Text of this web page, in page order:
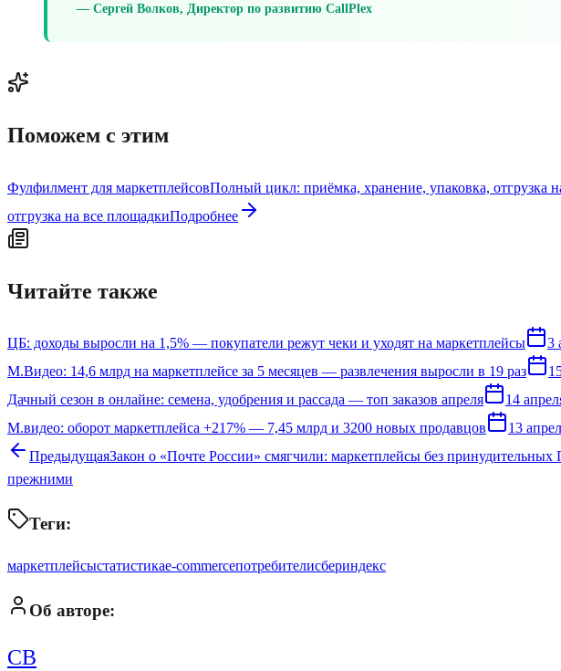
Сергей Волков, Директор по развитию CallPlex
Поможем с этим
Фулфилмент для маркетплейсовПолный цикл: приёмка, хранение, упаковка, отгрузка
отгрузка на все площадкиПодробнее
Читайте также
ЦБ: доходы выросли на 1,5% — покупатели режут чеки и уходят на маркетплейсы
3
М.Видео: 14,6 млрд на маркетплейсе за 5 месяцев — развлечения выросли в 19 раз
Дачный сезон в онлайне: семена, удобрения и рассада — топ заказов апреля
14
М.видео: оборот маркетплейса +217% — 7,45 млрд и 3200 новых продавцов
13
ПредыдущаяЗакон о «Почте России» смягчили: маркетплейсы без
прежними
Теги:
маркетплейсыстатистикаe-commerceпотребителисбериндекс
Об авторе:
СВ